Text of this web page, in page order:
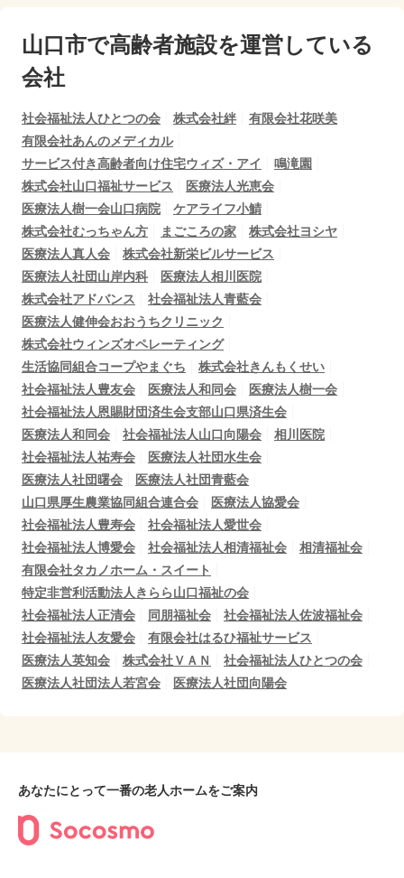
山口市で高齢者施設を運営している
会社
社会福祉法人ひとつの会 株式会社絆
有限会社花咲美
有限会社あんのメディカル
サービス付き高齢者向け住宅ウィズ・アイ
鳴滝園
株式会社山口福祉サービス
医療法人光恵会
医療法人樹一会山口病院
ケアライフ小鯖
株式会社むっちゃん方
まごころの家
株式会社ヨシヤ
医療法人真人会
株式会社新栄ビルサービス
医療法人社団山岸内科
医療法人相川医院
株式会社アドバンス
社会福祉法人青藍会
医療法人健伸会おおうちクリニック
株式会社ウィンズオペレーティング
生活協同組合コープやまぐち
株式会社きんもくせい
社会福祉法人豊友会
医療法人和同会
医療法人樹一会
社会福祉法人恩賜財団済生会支部山口県済生会
医療法人和同会
社会福祉法人山口向陽会
相川医院
社会福祉法人祐寿会
医療法人社団水生会
医療法人社団曙会
医療法人社団青藍会
山口県厚生農業協同組合連合会
医療法人協愛会
社会福祉法人豊寿会
社会福祉法人愛世会
社会福祉法人博愛会
社会福祉法人相清福祉会
相清福祉会
有限会社タカノホーム・スイート
特定非営利活動法人きらら山口福祉の会
社会福祉法人正清会
同朋福祉会
社会福祉法人佐波福祉会
社会福祉法人友愛会
有限会社はるひ福祉サービス
医療法人英知会
株式会社ＶＡＮ
社会福祉法人ひとつの会
医療法人社団法人若宮会
医療法人社団向陽会
あなたにとって一番の老人ホームをご案内